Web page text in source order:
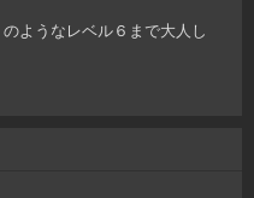
のようなレベル６まで大人し